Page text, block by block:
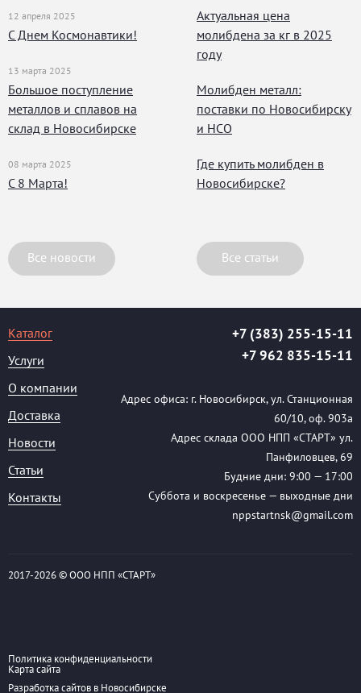
12 апреля 2025
С Днем Космонавтики!
13 марта 2025
Большое поступление
металлов и сплавов на
склад в Новосибирске
08 марта 2025
С 8 Марта!
Все новости
Актуальная цена
молибдена за кг в 2025
году
Молибден металл:
поставки по Новосибирску
и НСО
Где купить молибден в
Новосибирске?
Все статьи
Каталог
Услуги
О компании
Доставка
Новости
Статьи
Контакты
+7 (383) 255-15-11
+7 962 835-15-11
Адрес офиса: г. Новосибирск, ул. Станционная
60/10, оф. 903а
Адрес склада ООО НПП «СТАРТ» ул.
Панфиловцев, 69
Будние дни: 9:00 — 17:00
Суббота и воскресенье — выходные дни
nppstartnsk@gmail.com
2017-2026 © ООО НПП «СТАРТ»
Политика конфиденциальности
Карта сайта
Разработка сайтов в Новосибирске